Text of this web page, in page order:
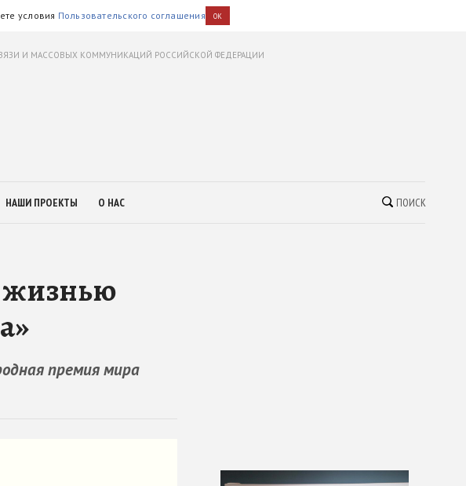
условия Пользовательского соглашения OK
И МАССОВЫХ КОММУНИКАЦИЙ РОССИЙСКОЙ ФЕДЕРАЦИИ
НАШИ ПРОЕКТЫ О НАС ПОИСК
жизнью
премия мира